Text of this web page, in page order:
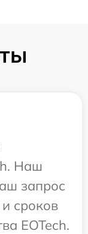
Наш
запрос
сроков
EOTech.